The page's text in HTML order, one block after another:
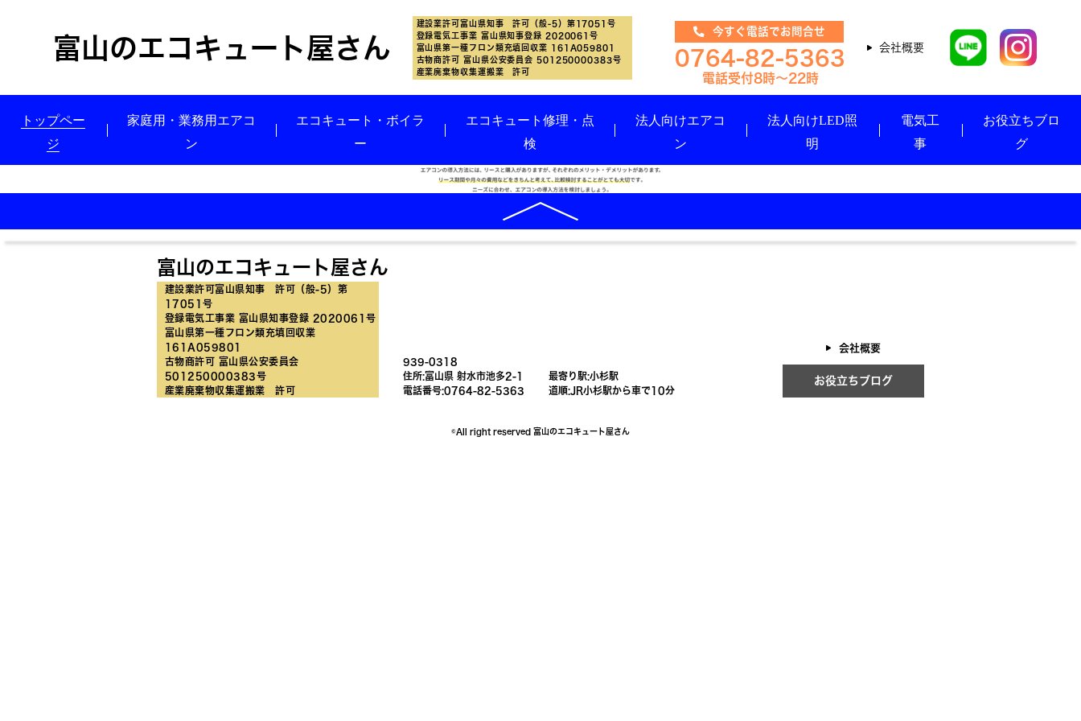
富山のエコキュート屋さん
建設業許可富山県知事 許可（般-5）第17051号
登録電気工事業 富山県知事登録 2020061号
富山県第一種フロン類充填回収業 161A059801
古物商許可 富山県公安委員会 501250000383号
産業廃棄物収集運搬業 許可
今すぐ電話でお問合せ
0764-82-5363
会社概要
トップペー
ジ
家庭用・業務用エアコ
ン
エコキュート・ボイラ
ー
エコキュート修理・点
検
法人向けエアコ
ン
法人向けLED照
明
電気工
事
お役立ちブロ
グ
富山のエコキュート屋さん
建設業許可富山県知事 許可（般-5）第
17051号
登録電気工事業 富山県知事登録 2020061号
富山県第一種フロン類充填回収業
161A059801
古物商許可 富山県公安委員会
501250000383号
産業廃棄物収集運搬業 許可
939-0318
住所:富山県 射水市池多2-1
電話番号:0764-82-5363
最寄り駅:小杉駅
道順:JR小杉駅から車で10分
会社概要
お役立ちブログ
©All right reserved 富山のエコキュート屋さん